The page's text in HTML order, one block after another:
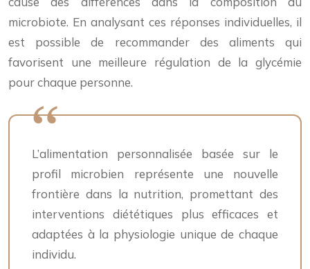
microbiote. En analysant ces réponses individuelles, il
est possible de recommander des aliments qui
favorisent une meilleure régulation de la glycémie
pour chaque personne.
L’alimentation personnalisée basée sur le
profil microbien représente une nouvelle
frontière dans la nutrition, promettant des
interventions diététiques plus efficaces et
adaptées à la physiologie unique de chaque
individu.